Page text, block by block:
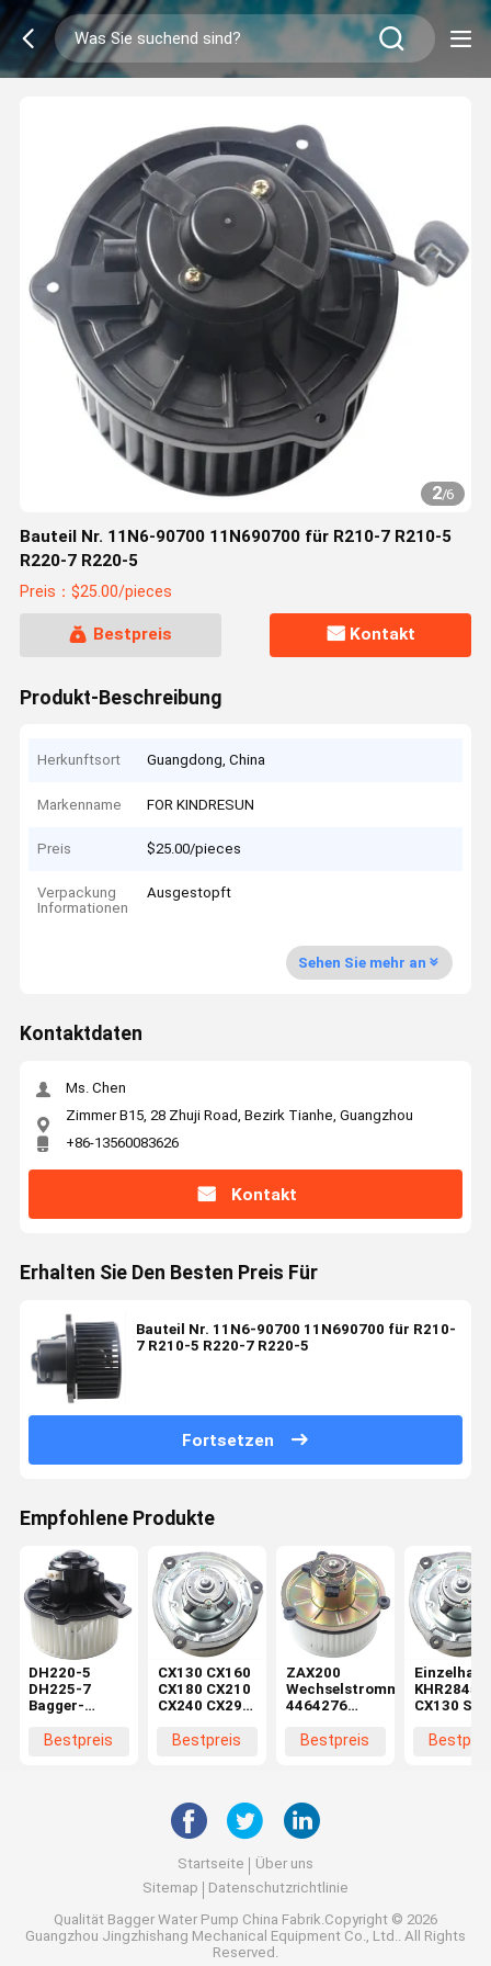
2/6
Bauteil Nr. 11N6-90700 11N690700 für R210-7 R210-5
R220-7 R220-5
Preis：$25.00/pieces
Bestpreis Kontakt
Produkt-Beschreibung
Herkunftsort Guangdong, China
Markenname FOR KINDRESUN
Preis $25.00/pieces
Verpackung
Informationen
Ausgestopft
Sehen Sie mehr an
Kontaktdaten
Ms. Chen
Zimmer B15, 28 Zhuji Road, Bezirk Tianhe, Guangzhou
+86-13560083626
Kontakt
Erhalten Sie Den Besten Preis Für
Bauteil Nr. 11N6-90700 11N690700 für R210-
7 R210-5 R220-7 R220-5
Fortsetzen
Empfohlene Produkte
DH220-5
DH225-7
Bagger-
K1040112
Bestpreis
CX130 CX160
CX180 CX210
CX240 CX290
Maschinenreparaturwerkstätten
Bestpreis
ZAX200
Wechselstrommotor
4464276
Baggerteile in
Bestpreis
KHR2845
CX130
Startseite
Über uns
Sitemap
Datenschutzrichtlinie
Qualität Bagger Water Pump China Fabrik.Copyright © 2026
Guangzhou Jingzhishang Mechanical Equipment Co., Ltd.. All Rights
Reserved.